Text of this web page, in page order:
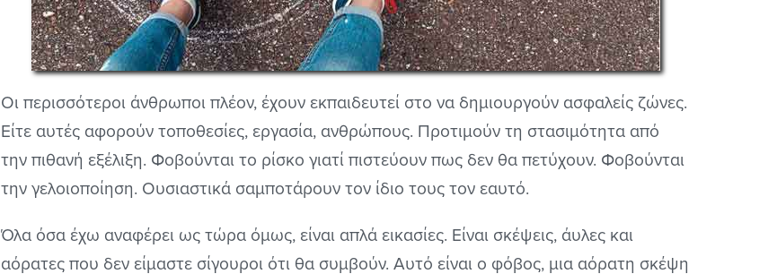
Οι περισσότεροι άνθρωποι πλέον, έχουν εκπαιδευτεί στο να δημιουργούν ασφαλείς ζώνες.
Είτε αυτές αφορούν τοποθεσίες, εργασία, ανθρώπους. Προτιμούν τη στασιμότητα από
την πιθανή εξέλιξη. Φοβούνται το ρίσκο γιατί πιστεύουν πως δεν θα πετύχουν. Φοβούνται
την γελοιοποίηση. Ουσιαστικά σαμποτάρουν τον ίδιο τους τον εαυτό.
Όλα όσα έχω αναφέρει ως τώρα όμως, είναι απλά εικασίες. Είναι σκέψεις, άυλες και
αόρατες που δεν είμαστε σίγουροι ότι θα συμβούν. Αυτό είναι ο φόβος, μια αόρατη σκέψη